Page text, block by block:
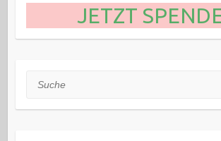
JETZT
Suche